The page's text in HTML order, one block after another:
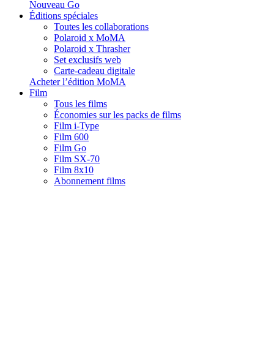
Nouveau Go
Éditions spéciales
Toutes les collaborations
Polaroid x MoMA
Polaroid x Thrasher
Set exclusifs web
Carte-cadeau digitale
Acheter l’édition MoMA
Film
Tous les films
Économies sur les packs de films
Film i-Type
Film 600
Film Go
Film SX-70
Film 8x10
Abonnement films